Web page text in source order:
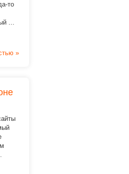
то
...
»